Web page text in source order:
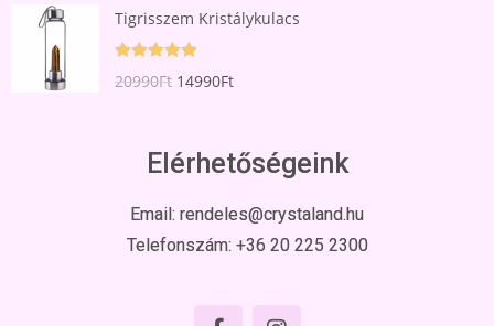
Tigrisszem Kristálykulacs
20990Ft 14990Ft
Elérhetőségeink
Email: rendeles@crystaland.hu
Telefonszám: +36 20 225 2300